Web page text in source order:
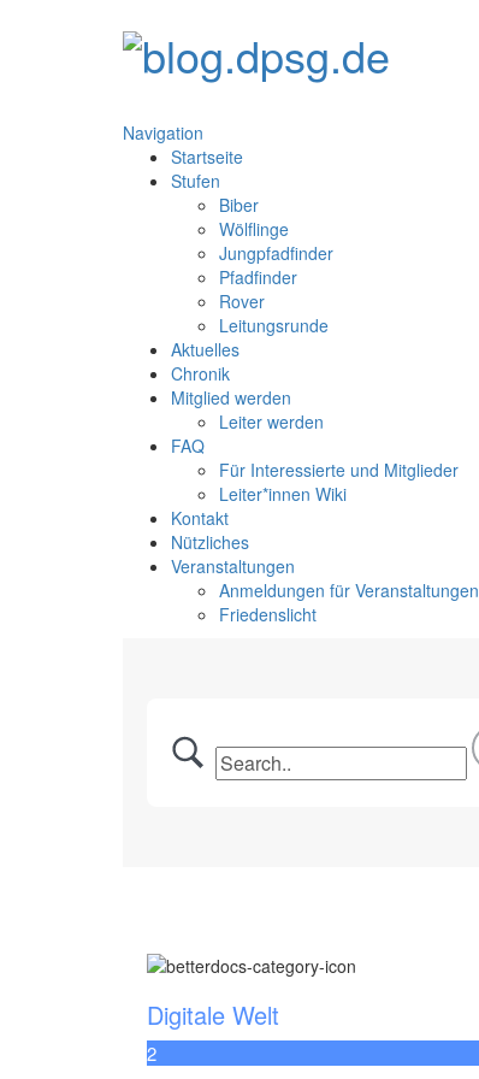
Navigation
Startseite
Stufen
Biber
Wölflinge
Jungpfadfinder
Pfadfinder
Rover
Leitungsrunde
Aktuelles
Chronik
Mitglied werden
Leiter werden
FAQ
Für Interessierte und Mitglieder
Leiter*innen Wiki
Kontakt
Nützliches
Veranstaltungen
Anmeldungen für Veranstaltungen
Friedenslicht
Digitale Welt
2